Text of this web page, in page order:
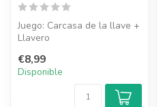
Juego: Carcasa de la llave +
Llavero
€8,99
Disponible